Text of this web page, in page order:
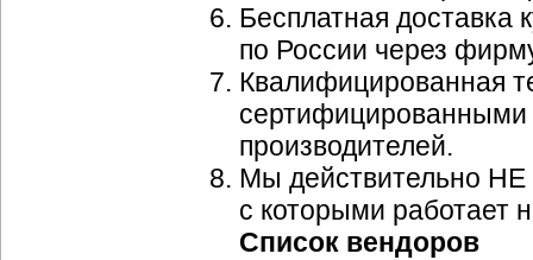
Бесплатная доставка
по России через
Квалифицированная
сертифицированными
производителей.
Мы действительно
с которыми работает
Список вендоров